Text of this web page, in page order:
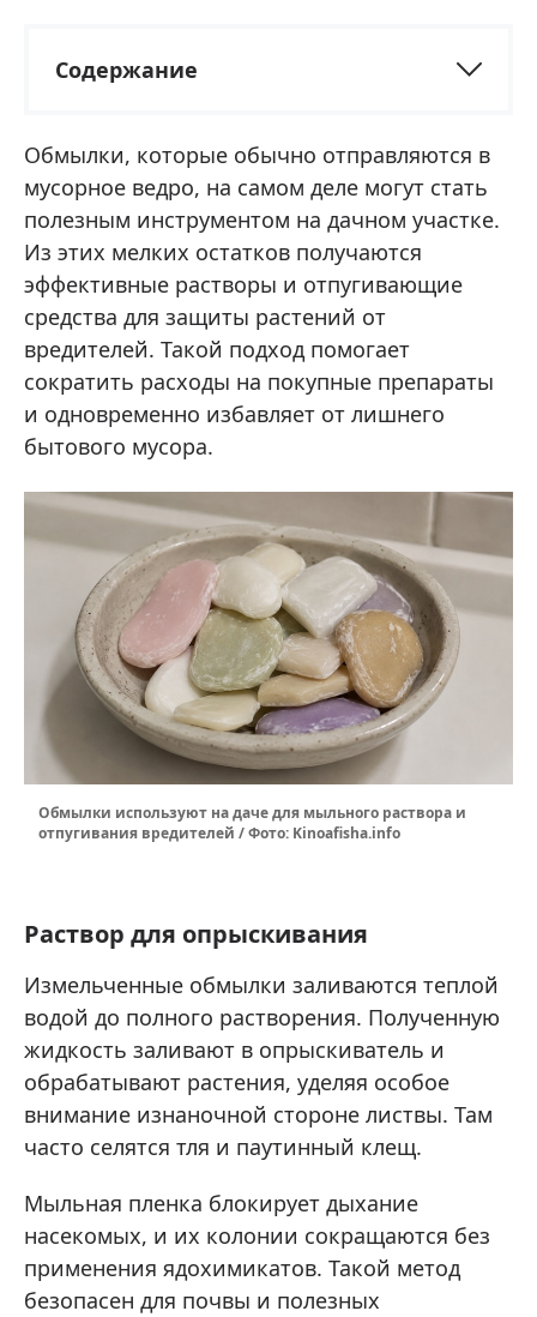
Содержание
Обмылки, которые обычно отправляются в
мусорное ведро, на самом деле могут стать
полезным инструментом на дачном участке.
Из этих мелких остатков получаются
эффективные растворы и отпугивающие
средства для защиты растений от
вредителей. Такой подход помогает
сократить расходы на покупные препараты
и одновременно избавляет от лишнего
бытового мусора.
Обмылки используют на даче для мыльного раствора и
отпугивания вредителей / Фото: Kinoafisha.info
Раствор для опрыскивания
Измельченные обмылки заливаются теплой
водой до полного растворения. Полученную
жидкость заливают в опрыскиватель и
обрабатывают растения, уделяя особое
внимание изнаночной стороне листвы. Там
часто селятся тля и паутинный клещ.
Мыльная пленка блокирует дыхание
насекомых, и их колонии сокращаются без
применения ядохимикатов. Такой метод
безопасен для почвы и полезных